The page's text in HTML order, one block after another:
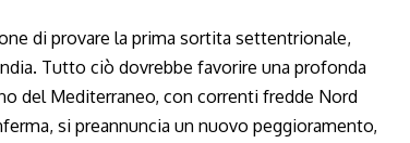
di provare la prima sortita settentrionale,
Tutto ciò dovrebbe favorire una profonda
del Mediterraneo, con correnti fredde Nord
si preannuncia un nuovo peggioramento,